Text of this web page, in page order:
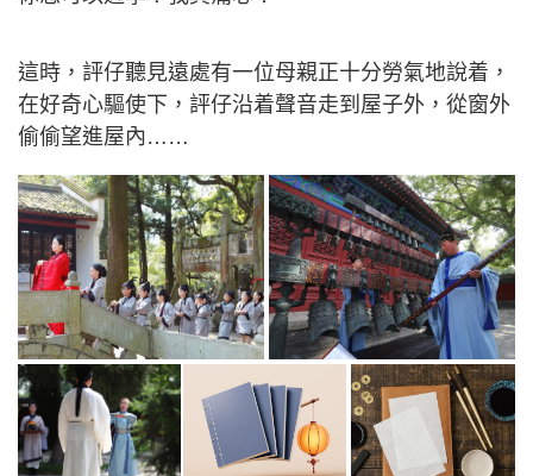
這時，評仔聽見遠處有一位母親正十分勞氣地說着，
在好奇心驅使下，評仔沿着聲音走到屋子外，從窗外
偷偷望進屋內……